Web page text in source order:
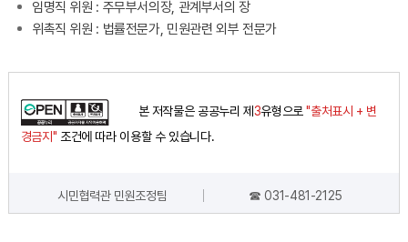
임명직 위원 : 주무부서의장, 관계부서의 장
위촉직 위원 : 법률전문가, 민원관련 외부 전문가
본 저작물은 공공누리 제 3유형으로"출처표시 + 변
경금지" 조건에 따라 이용할 수 있습니다.
시민협력관 민원조정팀 ☎ 031-481-2125